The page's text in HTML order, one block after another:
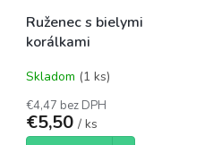
Ruženec s bielymi
korálkami
Skladom (1 ks)
€4,47 bez DPH
€5,50 / ks